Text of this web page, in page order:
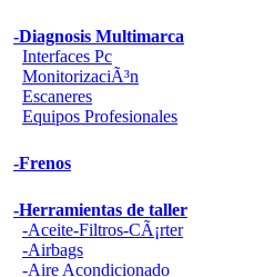
-Diagnosis Multimarca
Interfaces Pc
MonitorizaciÃ³n
Escaneres
Equipos Profesionales
-Frenos
-Herramientas de taller
-Aceite-Filtros-CÃ¡rter
-Airbags
-Aire Acondicionado